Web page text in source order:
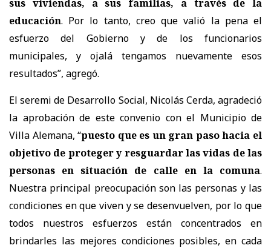
sus viviendas, a sus familias, a través de la
educación. Por lo tanto, creo que valió la pena el
esfuerzo del Gobierno y de los funcionarios
municipales, y ojalá tengamos nuevamente esos
resultados”, agregó.
El seremi de Desarrollo Social, Nicolás Cerda, agradeció
la aprobación de este convenio con el Municipio de
Villa Alemana, “puesto que es un gran paso hacia el
objetivo de proteger y resguardar las vidas de las
personas en situación de calle en la comuna.
Nuestra principal preocupación son las personas y las
condiciones en que viven y se desenvuelven, por lo que
todos nuestros esfuerzos están concentrados en
brindarles las mejores condiciones posibles, en cada